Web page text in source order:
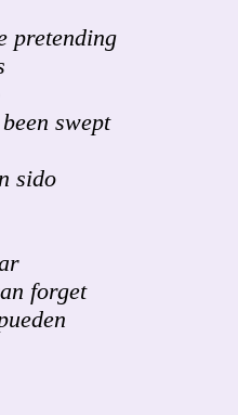
pretending
swept
sido
forget